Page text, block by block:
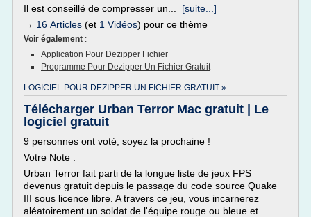
Il est conseillé de compresser un... [suite...]
→ 16 Articles (et 1 Vidéos) pour ce thème
Voir également :
Application Pour Dezipper Fichier
Programme Pour Dezipper Un Fichier Gratuit
LOGICIEL POUR DEZIPPER UN FICHIER GRATUIT »
Télécharger Urban Terror Mac gratuit | Le
logiciel gratuit
9 personnes ont voté, soyez la prochaine !
Votre Note :
Urban Terror fait parti de la longue liste de jeux FPS
devenus gratuit depuis le passage du code source Quake
III sous licence libre. A travers ce jeu, vous incarnerez
aléatoirement un soldat de l'équipe rouge ou bleue et